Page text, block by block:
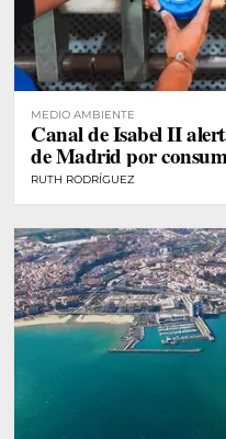
MEDIO AMBIENTE
Canal de Isabel II
de Madrid por
RUTH RODRÍGUEZ